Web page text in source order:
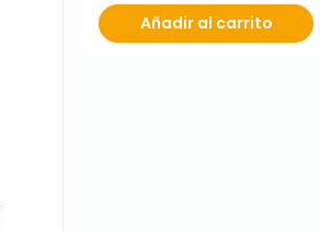
Añadir al carrito